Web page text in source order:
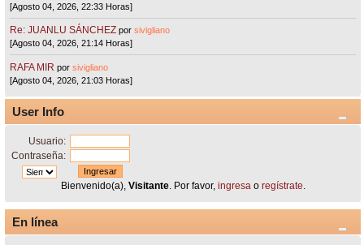
[Agosto 04, 2026, 22:33 Horas]
Re: JUANLU SÁNCHEZ porsivigliano
[Agosto 04, 2026, 21:14 Horas]
RAFA MIR porsivigliano
[Agosto 04, 2026, 21:03 Horas]
User Info
Usuario:
Contraseña:
Bienvenido(a), Visitante. Por favor, ingresa o regístrate
En línea